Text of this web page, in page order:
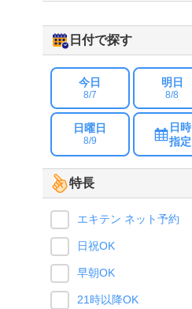
日付で探す
今日
8/7
明日
8/8
日曜日
8/9
日時
指定
特長
エキテン ネット予約
日祝OK
早朝OK
21時以降OK